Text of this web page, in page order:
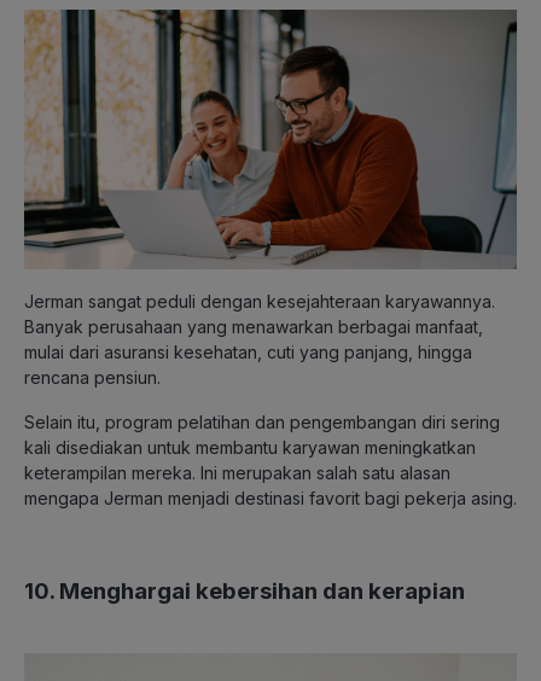
Jerman sangat peduli dengan kesejahteraan karyawannya.
Banyak perusahaan yang menawarkan berbagai manfaat,
mulai dari asuransi kesehatan, cuti yang panjang, hingga
rencana pensiun.
Selain itu, program pelatihan dan pengembangan diri sering
kali disediakan untuk membantu karyawan meningkatkan
keterampilan mereka. Ini merupakan salah satu alasan
mengapa Jerman menjadi destinasi favorit bagi pekerja asing.
10. Menghargai kebersihan dan kerapian